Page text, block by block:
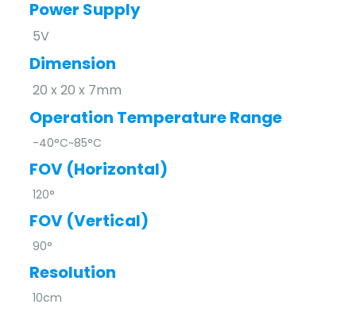
Power Supply
5V
Dimension
20 x 20 x 7mm
Operation Temperature Range
-40°C~85°C
FOV (Horizontal)
120°
FOV (Vertical)
90°
Resolution
10cm